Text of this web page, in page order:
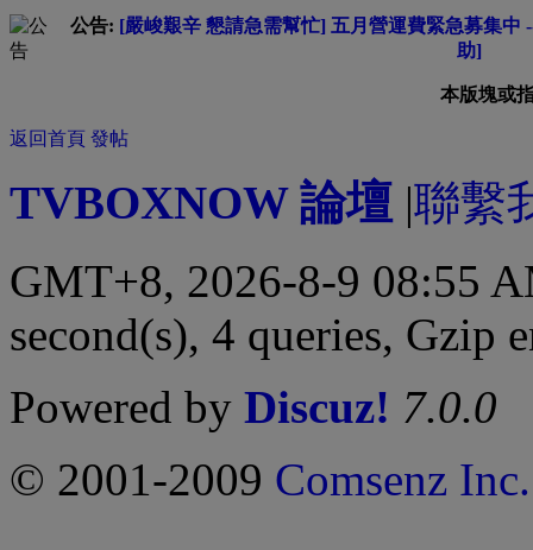
公告: [嚴峻艱辛 懇請急需幫忙] 五月營運費緊急募集
助]
本版塊或
返回首頁 發帖
TVBOXNOW 論壇 |聯繫
GMT+8, 2026-8-9 08:55
second(s), 4 queries, Gzip
Powered by Discuz! 7.0.0
© 2001-2009 Comsenz Inc.